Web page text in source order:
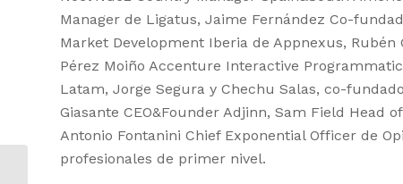
Manager de Ligatus, Jaime Fernández Co-
Market Development Iberia de Appnexus,
Pérez Moiño Accenture Interactive
Latam, Jorge Segura y Chechu Salas, co-
Giasante CEO&Founder Adjinn, Sam Field Head
Antonio Fontanini Chief Exponential Officer de
profesionales de primer nivel.
2 de cada 3 minutos